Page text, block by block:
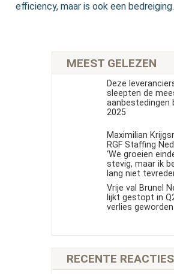
efficiency, maar is ook een bedreiging.
MEEST GELEZEN
Deze
sleepten de
aanbestedingen
2025
Maximilian
RGF Staffing
‘We groeien
stevig, maar ik
lang niet
Vrije val Brunel
lijkt gestopt in
verlies geworden
RECENTE REACTIES